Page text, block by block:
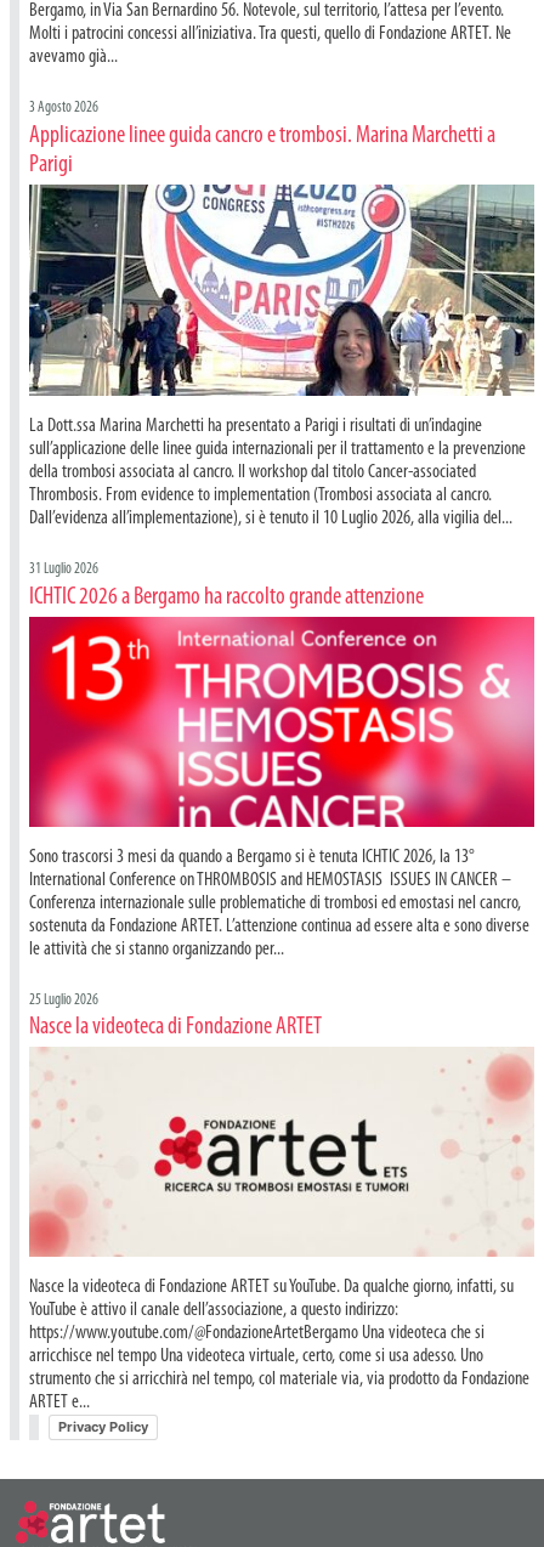
Bergamo, in Via San Bernardino 56. Notevole, sul territorio, l’attesa per l’evento.
Molti i patrocini concessi all’iniziativa. Tra questi, quello di Fondazione ARTET. Ne
avevamo già...
3 Agosto 2026
Applicazione linee guida cancro e trombosi. Marina Marchetti a
Parigi
La Dott.ssa Marina Marchetti ha presentato a Parigi i risultati di un’indagine
sull’applicazione delle linee guida internazionali per il trattamento e la prevenzione
della trombosi associata al cancro. Il workshop dal titolo Cancer-associated
Thrombosis. From evidence to implementation (Trombosi associata al cancro.
Dall’evidenza all’implementazione), si è tenuto il 10 Luglio 2026, alla vigilia del...
31 Luglio 2026
ICHTIC 2026 a Bergamo ha raccolto grande attenzione
Sono trascorsi 3 mesi da quando a Bergamo si è tenuta ICHTIC 2026, la 13°
International Conference on THROMBOSIS and HEMOSTASIS ISSUES IN CANCER –
Conferenza internazionale sulle problematiche di trombosi ed emostasi nel cancro,
sostenuta da Fondazione ARTET. L’attenzione continua ad essere alta e sono diverse
le attività che si stanno organizzando per...
25 Luglio 2026
Nasce la videoteca di Fondazione ARTET
Nasce la videoteca di Fondazione ARTET su YouTube. Da qualche giorno, infatti, su
YouTube è attivo il canale dell’associazione, a questo indirizzo:
https://www.youtube.com/@FondazioneArtetBergamo Una videoteca che si
arricchisce nel tempo Una videoteca virtuale, certo, come si usa adesso. Uno
strumento che si arricchirà nel tempo, col materiale via, via prodotto da Fondazione
ARTET e...
Privacy Policy